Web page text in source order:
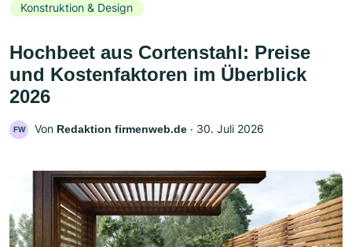
Konstruktion & Design
Hochbeet aus Cortenstahl: Preise
und Kostenfaktoren im Überblick
2026
FW Von Redaktion firmenweb.de ‧ 30. Juli 2026